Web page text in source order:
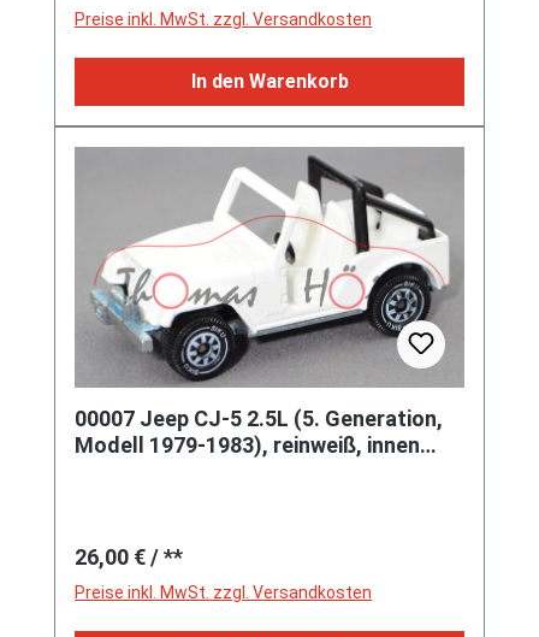
Preise inkl. MwSt. zzgl. Versandkosten
In den Warenkorb
00007 Jeep CJ-5 2.5L (5. Generation,
Modell 1979-1983), reinweiß, innen
Regulärer Preis:
26,00 €/ **
Preise inkl. MwSt. zzgl. Versandkosten